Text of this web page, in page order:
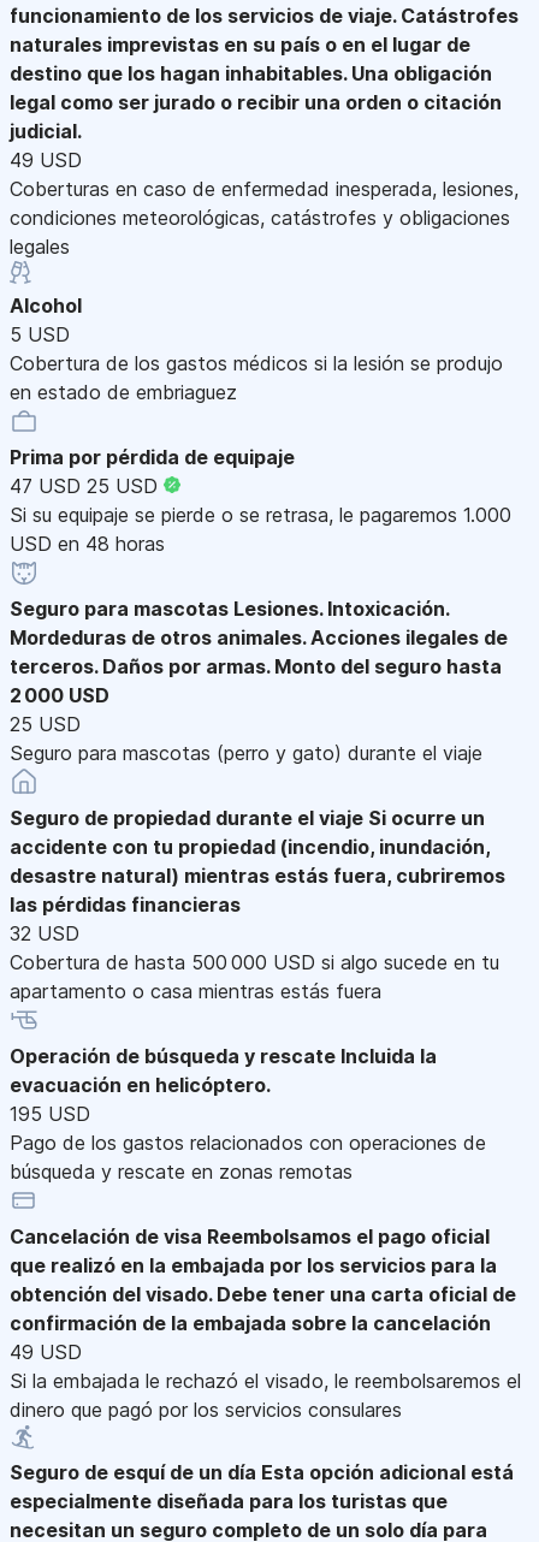
funcionamiento de los servicios de viaje. Catástrofes
naturales imprevistas en su país o en el lugar de
destino que los hagan inhabitables. Una obligación
legal como ser jurado o recibir una orden o citación
judicial.
49 USD
Coberturas en caso de enfermedad inesperada, lesiones,
condiciones meteorológicas, catástrofes y obligaciones
legales
Alcohol
5 USD
Cobertura de los gastos médicos si la lesión se produjo
en estado de embriaguez
Prima por pérdida de equipaje
47 USD 25 USD
Si su equipaje se pierde o se retrasa, le pagaremos 1.000
USD en 48 horas
Seguro para mascotas Lesiones. Intoxicación.
Mordeduras de otros animales. Acciones ilegales de
terceros. Daños por armas. Monto del seguro hasta
2 000 USD
25 USD
Seguro para mascotas (perro y gato) durante el viaje
Seguro de propiedad durante el viaje Si ocurre un
accidente con tu propiedad (incendio, inundación,
desastre natural) mientras estás fuera, cubriremos
las pérdidas financieras
32 USD
Cobertura de hasta 500 000 USD si algo sucede en tu
apartamento o casa mientras estás fuera
Operación de búsqueda y rescate Incluida la
evacuación en helicóptero.
195 USD
Pago de los gastos relacionados con operaciones de
búsqueda y rescate en zonas remotas
Cancelación de visa Reembolsamos el pago oficial
que realizó en la embajada por los servicios para la
obtención del visado. Debe tener una carta oficial de
confirmación de la embajada sobre la cancelación
49 USD
Si la embajada le rechazó el visado, le reembolsaremos el
dinero que pagó por los servicios consulares
Seguro de esquí de un día Esta opción adicional está
especialmente diseñada para los turistas que
necesitan un seguro completo de un solo día para